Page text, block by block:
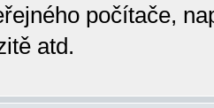
počítače,
atd.